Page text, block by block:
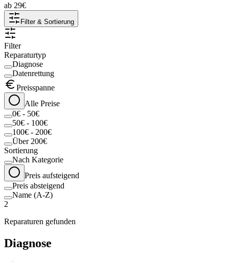
ab 29€
Filter & Sortierung
Filter
Reparaturtyp
Diagnose
Datenrettung
Preisspanne
Alle Preise
0€ - 50€
50€ - 100€
100€ - 200€
Über 200€
Sortierung
Nach Kategorie
Preis aufsteigend
Preis absteigend
Name (A-Z)
2
Reparaturen gefunden
Diagnose